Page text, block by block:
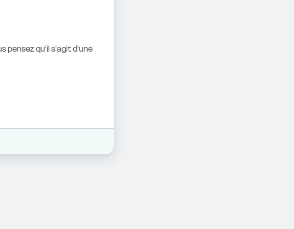
pensez qu'il s'agit d'une